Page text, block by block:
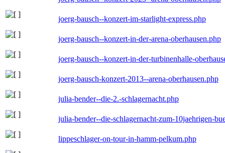
joerg-bausch--konzert-im-starlight-express.php
joerg-bausch--konzert-in-der-arena-oberhausen.php
joerg-bausch--konzert-in-der-turbinenhalle-
joerg-bausch-konzert-2013--arena-oberhausen.php
julia-bender--die-2.-schlagernacht.php
julia-bender--die-schlagernacht-zum-10jaehrigen-
lippeschlager-on-tour-in-hamm-pelkum.php